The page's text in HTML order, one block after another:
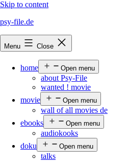
Skip to content
psy-file.de
Menu Close
home Open menu
about Psy-File
wanted ! movie
movie
Open menu
wall of all movies de
ebooks
Open menu
audiokooks
doku
Open menu
talks